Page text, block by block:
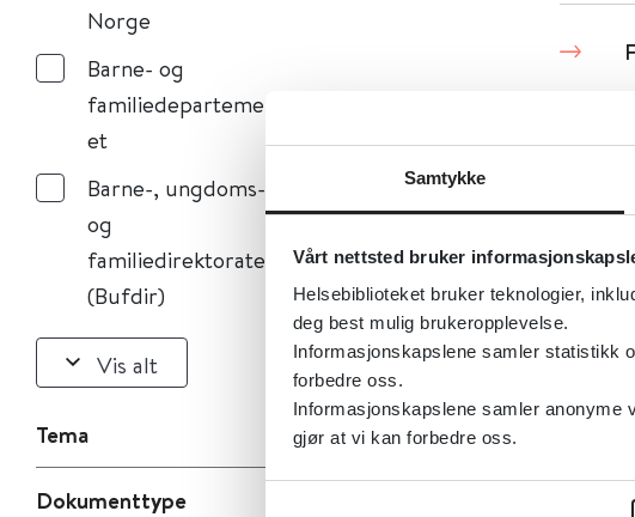
Samtykke
Vårt nettsted bruker
Helsebiblioteket bruker teknologier,
deg best mulig brukeropplevelse.
Informasjonskapslene samler statistikk
forbedre oss.
Informasjonskapslene samler anonyme
gjør at vi kan forbedre oss.
Norge
Barne- og
familiedepartement
et
Barne-, ungdoms-
og
familiedirektoratet
(Bufdir)
Vis alt
Tema
Dokumenttype